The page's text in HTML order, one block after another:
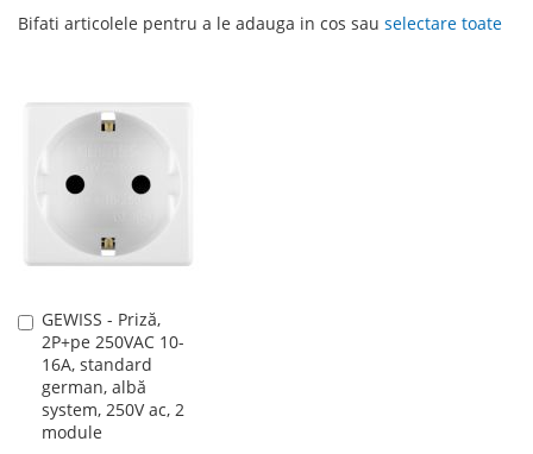
Bifati articolele pentru a le adauga in cos sau selectare toate
GEWISS - Priză,
2P+pe 250VAC 10-
16A, standard
german, albă
system, 250V ac, 2
module
Adauga
în
cos